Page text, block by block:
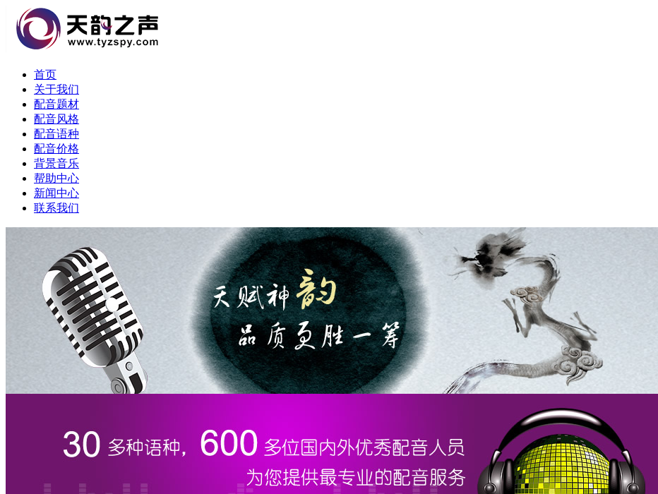
首页
关于我们
配音题材
配音风格
配音语种
配音价格
背景音乐
帮助中心
新闻中心
联系我们